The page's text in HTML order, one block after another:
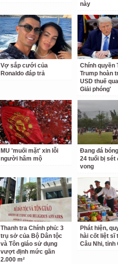
này
Vợ sắp cưới của
Ronaldo đáp trả
Chính quyền
Trump hoàn
USD thuế
Giải phóng'
MU 'muối mặt' xin lỗi
người hâm mộ
Đang đá
24 tuổi bị sét
vong
Thanh tra Chính phủ: 3
trụ sở của Bộ Dân tộc
và Tôn giáo sử dụng
vượt định mức gần
2.000 m²
Phát hiện,
hài cốt liệt sĩ
Câu Nhi, tỉnh